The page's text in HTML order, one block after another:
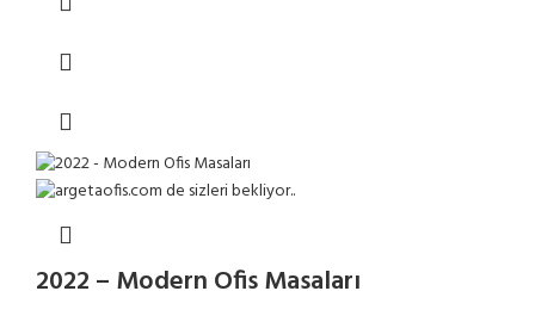
2022 – Modern Ofis Masaları